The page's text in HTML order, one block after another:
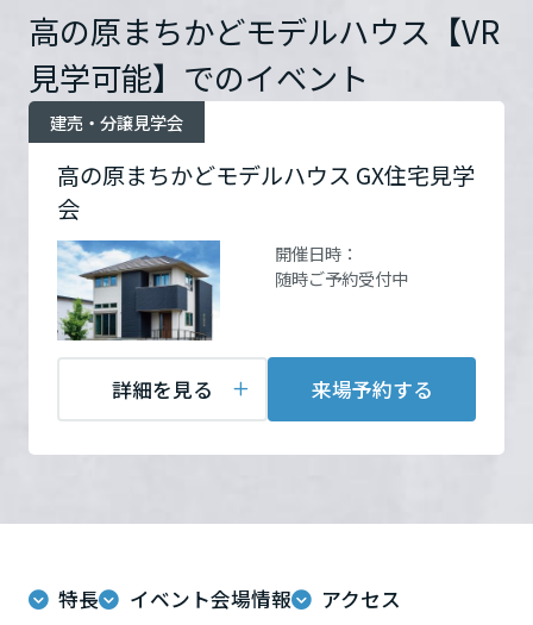
住まいの売却
これから住まいをご検討の方
多彩な動画やこだわりが詰まった建築実例、注目の最新情報など、住
まいづくりを楽しく学べるデジタルラウンジです。
ホームラウンジ 新築・戸建て
に役立つ多彩な情報を幅広くお届けします。
ホームラウンジ 土地活用・賃貸経営
これからリフォームをご検討の方
ームの具体策とアイデアを豊富にご用意しています。
ホームラウンジ リフォーム
すべてのフィールドに新しい価値をデザインし、持続可能な未来志向
のまちづくりを実現していきます。
ミサワゼネラルソリューション
ミサワホームオーナーさま・リフォーム工事ご契約者さまとミサワホ
ームを結ぶコミュニケーションサイト。お得・便利・安心なコンテン
ツや、ミサワホームからの大切なお知らせなど配信しています。
ミサワオーナーズクラブ
採用情報
新卒者採用
中途採用
障がい者採用
ウエルネス事業
高の原まちかどモデルハウス【VR
見学可能】でのイベント
高の原まちかどモデルハウス GX住宅見学
会
建売・分譲見学会
開催日時：
随時ご予約受付中
詳細を見る 来場予約する
特長 イベント会場情報 アクセス
茨城県
栃木県
群馬県
埼玉県
千葉県
東京都
神奈川県
お問い合
わせ
電話：0120-835-059
定休日：火・水定休 ※見
学完全予約制
業２課
来場予約する